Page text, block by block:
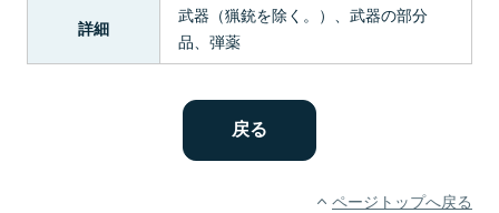
詳細
武器（猟銃を除く。）、武器の部分
品、弾薬
ページトップへ戻る